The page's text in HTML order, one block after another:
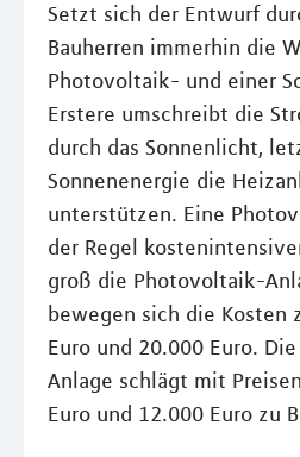
Setzt sich der Entwurf
Bauherren immerhin die
Photovoltaik- und einer
Erstere umschreibt die
durch das Sonnenlicht,
Sonnenenergie die
unterstützen. Eine
der Regel
groß die Photovoltaik-
bewegen sich die Kosten
Euro und 20.000 Euro.
Anlage schlägt mit
Euro und 12.000 Euro zu